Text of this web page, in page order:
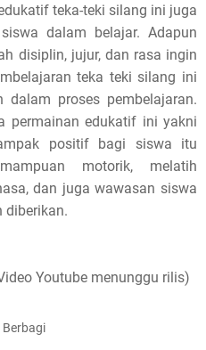
teka-teki silang ini juga
dalam belajar. Adapun
disiplin, jujur, dan rasa ingin
teka teki silang ini
dalam proses pembelajaran.
permainan edukatif ini yakni
positif bagi siswa itu
motorik, melatih
dan juga wawasan siswa
diberikan.
Youtube menunggu rilis)
Berbagi